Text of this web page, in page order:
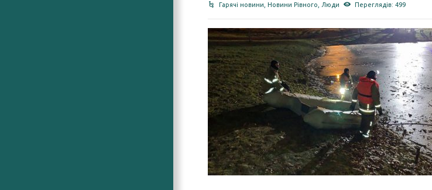
Гарячі новини ,Новини Рівного Люди Переглядів: 499